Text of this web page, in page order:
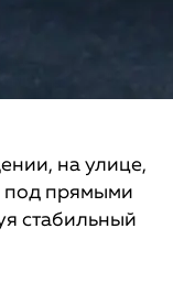
на улице,
под прямыми
стабильный